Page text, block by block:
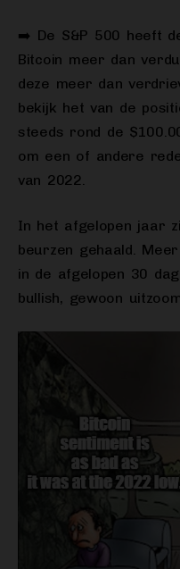
➡️ De S&P 500 heeft
Bitcoin meer dan
deze meer dan
bekijk het van de
steeds rond de
om een of andere
van 2022.
In het afgelopen jaar
beurzen gehaald.
in de afgelopen 30
bullish, gewoon